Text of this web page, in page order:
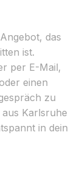
das
ist.
per E-Mail,
einen
zu
Karlsruhe
in dein